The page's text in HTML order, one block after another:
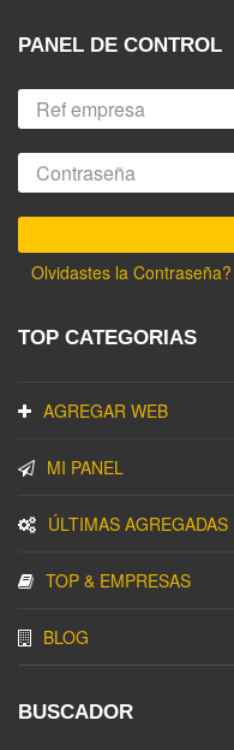
PANEL DE CONTROL
Olvidastes la Contraseña?
TOP CATEGORIAS
AGREGAR WEB
MI PANEL
ÚLTIMAS AGREGADAS
TOP & EMPRESAS
BLOG
BUSCADOR